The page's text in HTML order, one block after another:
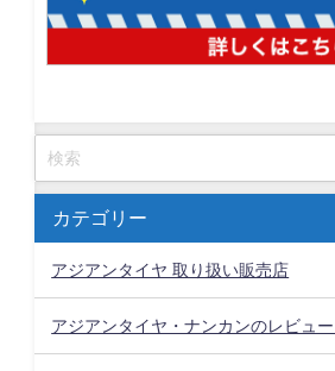
カテゴリー
アジアンタイヤ 取り扱い販売店
アジアンタイヤ・ナンカンのレビュ